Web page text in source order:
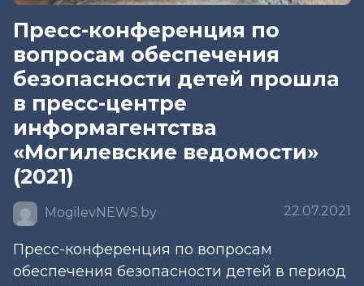
Пресс-конференция по
вопросам обеспечения
безопасности детей прошла
в пресс-центре
информагентства
«Могилевские ведомости»
(2021)
MogilevNEWS.by 22.07.2021
Пресс-конференция по вопросам
обеспечения безопасности детей в период